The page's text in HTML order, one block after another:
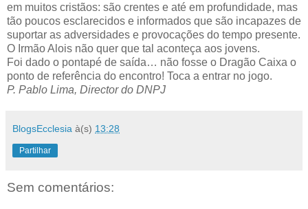
em muitos cristãos: são crentes e até em profundidade, mas
tão poucos esclarecidos e informados que são incapazes de
suportar as adversidades e provocações do tempo presente.
O Irmão Alois não quer que tal aconteça aos jovens.
Foi dado o pontapé de saída… não fosse o Dragão Caixa o
ponto de referência do encontro! Toca a entrar no jogo.
P. Pablo Lima, Director do DNPJ
BlogsEcclesia à(s) 13:28
Partilhar
Sem comentários: